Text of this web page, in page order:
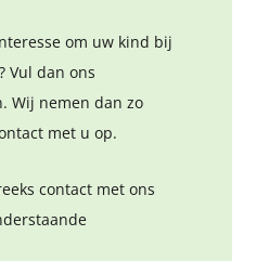
om uw kind bij
Vul dan ons
Wij nemen dan zo
met u op.
contact met ons